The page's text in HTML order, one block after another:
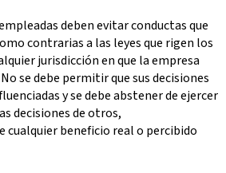
deben evitar conductas que
contrarias a las leyes que rigen los
jurisdicción en que la empresa
se debe permitir que sus decisiones
y se debe abstener de ejercer
decisiones de otros,
cualquier beneficio real o percibido